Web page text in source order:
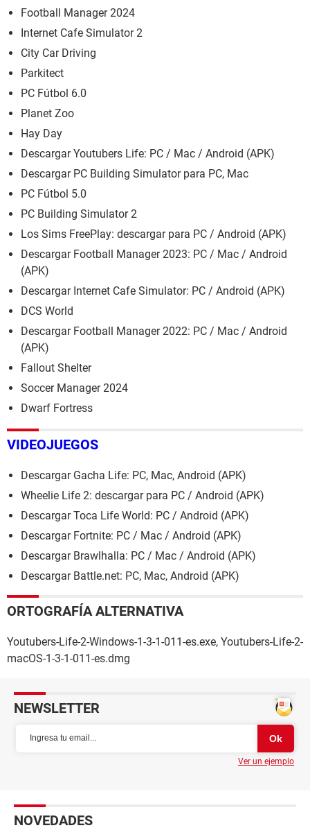
Football Manager 2024
Internet Cafe Simulator 2
City Car Driving
Parkitect
PC Fútbol 6.0
Planet Zoo
Hay Day
Descargar Youtubers Life: PC / Mac / Android (APK)
Descargar PC Building Simulator para PC, Mac
PC Fútbol 5.0
PC Building Simulator 2
Los Sims FreePlay: descargar para PC / Android (APK)
Descargar Football Manager 2023: PC / Mac / Android
(APK)
Descargar Internet Cafe Simulator: PC / Android (APK)
DCS World
Descargar Football Manager 2022: PC / Mac / Android
(APK)
Fallout Shelter
Soccer Manager 2024
Dwarf Fortress
VIDEOJUEGOS
Descargar Gacha Life: PC, Mac, Android (APK)
Wheelie Life 2: descargar para PC / Android (APK)
Descargar Toca Life World: PC / Android (APK)
Descargar Fortnite: PC / Mac / Android (APK)
Descargar Brawlhalla: PC / Mac / Android (APK)
Descargar Battle.net: PC, Mac, Android (APK)
ORTOGRAFÍA ALTERNATIVA
Youtubers-Life-2-Windows-1-3-1-011-es.exe, Youtubers-Life-2-
macOS-1-3-1-011-es.dmg
NEWSLETTER
Ver un ejemplo
NOVEDADES